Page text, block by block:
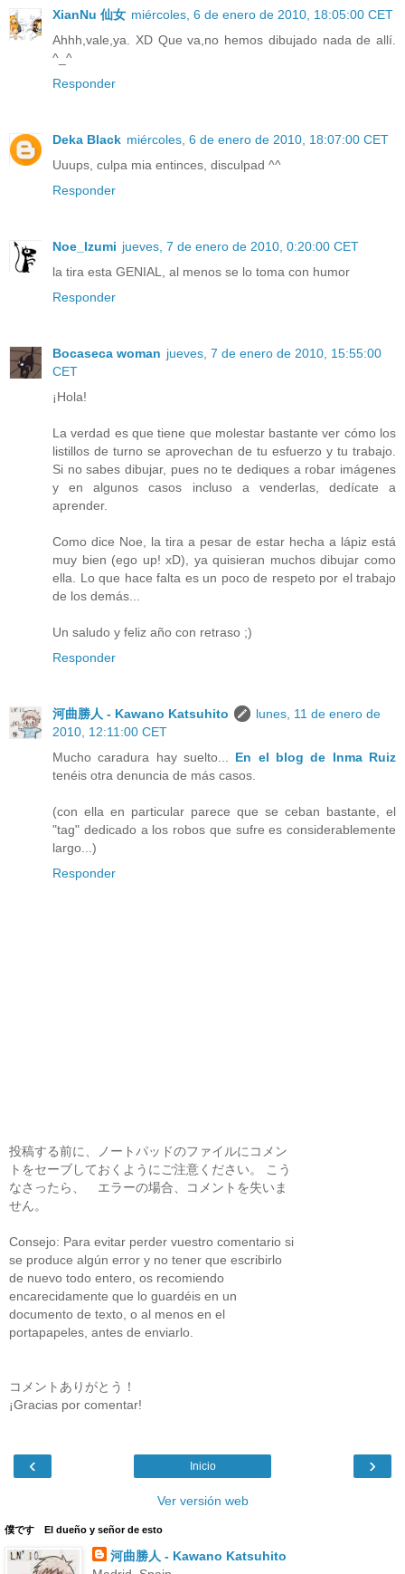
XianNu 仙女 miércoles, 6 de enero de 2010, 18:05:00 CET
Ahhh,vale,ya. XD Que va,no hemos dibujado nada de allí.
^_^
Responder
Deka Black miércoles, 6 de enero de 2010, 18:07:00 CET
Uuups, culpa mia entinces, disculpad ^^
Responder
Noe_Izumi jueves, 7 de enero de 2010, 0:20:00 CET
la tira esta GENIAL, al menos se lo toma con humor
Responder
Bocaseca woman jueves, 7 de enero de 2010, 15:55:00
CET
¡Hola!
La verdad es que tiene que molestar bastante ver cómo los
listillos de turno se aprovechan de tu esfuerzo y tu trabajo.
Si no sabes dibujar, pues no te dediques a robar imágenes
y en algunos casos incluso a venderlas, dedícate a
aprender.
Como dice Noe, la tira a pesar de estar hecha a lápiz está
muy bien (ego up! xD), ya quisieran muchos dibujar como
ella. Lo que hace falta es un poco de respeto por el trabajo
de los demás...
Un saludo y feliz año con retraso ;)
Responder
河曲勝人 - Kawano Katsuhito
lunes, 11 de enero de
2010, 12:11:00 CET
Mucho caradura hay suelto... En el blog de Inma Ruiz
tenéis otra denuncia de más casos.
(con ella en particular parece que se ceban bastante, el
"tag" dedicado a los robos que sufre es considerablemente
largo...)
Responder
投稿する前に、ノートパッドのファイルにコメン
トをセーブしておくようにご注意ください。 こう
なさったら、 エラーの場合、コメントを失いま
せん。
Consejo: Para evitar perder vuestro comentario si
se produce algún error y no tener que escribirlo
de nuevo todo entero, os recomiendo
encarecidamente que lo guardéis en un
documento de texto, o al menos en el
portapapeles, antes de enviarlo.
コメントありがとう！
¡Gracias por comentar!
‹ ›
Inicio
Ver versión web
僕です El dueño y señor de esto
河曲勝人 - Kawano Katsuhito